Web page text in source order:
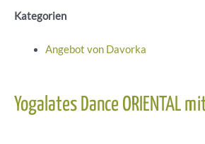
Kategorien
Angebot von Davorka
Yogalates Dance ORIENTAL